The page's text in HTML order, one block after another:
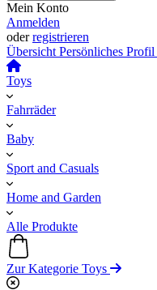
Mein Konto
Anmelden
oderregistrieren
Übersicht Persönliches Profil
Toys
Fahrräder
Baby
Sport and Casuals
Home and Garden
Alle Produkte
Zur Kategorie Toys